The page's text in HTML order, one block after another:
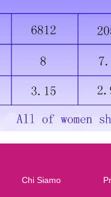
Chi Siamo